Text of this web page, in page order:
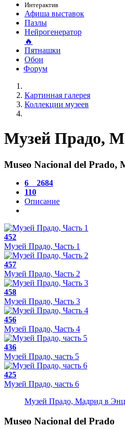
Интерактив
Афиша выставок
Пазлы
Нейрогенератор
🔥
Пятнашки
Обои
Форум
Картинная галерея
Коллекции музеев
Музей Прадо,
Museo Nacional del Prado,
6
2684
110
Описание
452
Музей Прадо, Часть 1
457
Музей Прадо, Часть 2
458
Музей Прадо, Часть 3
456
Музей Прадо, Часть 4
436
Музей Прадо, часть 5
425
Музей Прадо, часть 6
Музей Прадо, Мадрид в
Museo Nacional del Prado